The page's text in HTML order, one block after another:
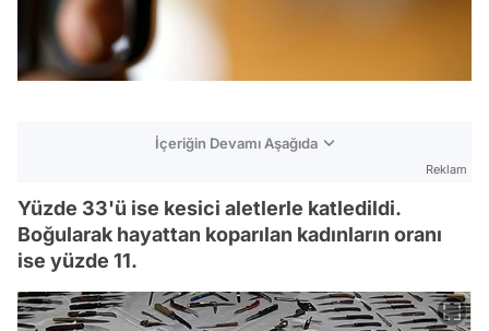
İçeriğin Devamı Aşağıda
Reklam
Yüzde 33'ü ise kesici aletlerle katledildi.
Boğularak hayattan koparılan kadınların oranı
ise yüzde 11.